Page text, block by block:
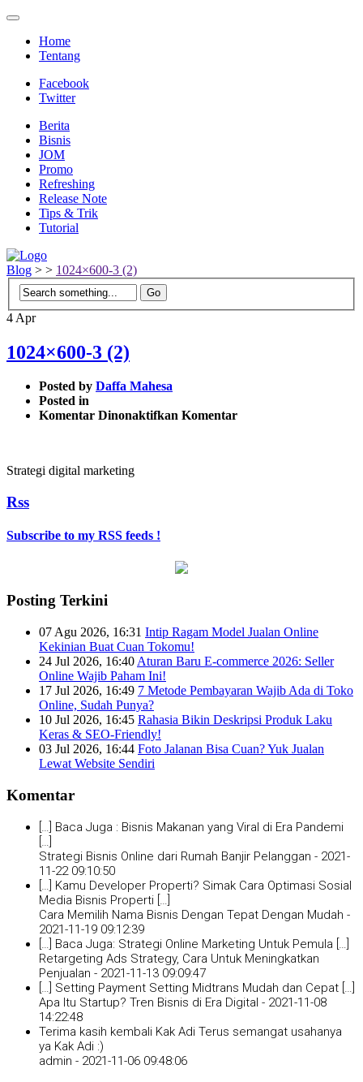
Home
Tentang
Facebook
Twitter
Berita
Bisnis
JOM
Promo
Refreshing
Release Note
Tips & Trik
Tutorial
Blog > > 1024×600-3 (2)
4 Apr
1024×600-3 (2)
Posted by Daffa Mahesa
Posted in
Komentar Dinonaktifkan pada
Komentar
Strategi digital marketing
Rss
Subscribe to my RSS feeds !
Posting Terkini
07 Agu 2026, 16:31 Intip Ragam Model Jualan Online
Kekinian Buat Cuan Tokomu!
24 Jul 2026, 16:40 Aturan Baru E-commerce 2026: Seller
Online Wajib Paham Ini!
17 Jul 2026, 16:49 7 Metode Pembayaran Wajib Ada di Toko
Online, Sudah Punya?
10 Jul 2026, 16:45 Rahasia Bikin Deskripsi Produk Laku
Keras & SEO-Friendly!
03 Jul 2026, 16:44 Foto Jalanan Bisa Cuan? Yuk Jualan
Lewat Website Sendiri
Komentar
[…] Baca Juga : Bisnis Makanan yang Viral di Era Pandemi
Strategi Bisnis Online dari Rumah Banjir Pelanggan - 2021-
11-22 09:10:50
[…] Kamu Developer Properti? Simak Cara Optimasi Sosial
Media Bisnis Properti […]
Cara Memilih Nama Bisnis Dengan Tepat Dengan Mudah -
2021-11-19 09:12:39
[…] Baca Juga: Strategi Online Marketing Untuk Pemula […]
Retargeting Ads Strategy, Cara Untuk Meningkatkan
Penjualan - 2021-11-13 09:09:47
[…] Setting Payment Setting Midtrans Mudah dan Cepat […]
Apa Itu Startup? Tren Bisnis di Era Digital - 2021-11-08
14:22:48
Terima kasih kembali Kak Adi Terus semangat usahanya
ya Kak Adi :)
admin - 2021-11-06 09:48:06